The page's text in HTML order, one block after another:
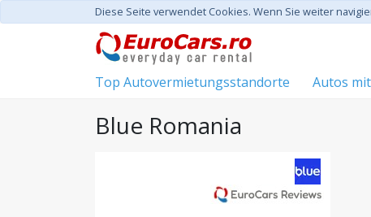
Diese Seite verwendet Cookies. Wenn Sie weiter
Top Autovermietungsstandorte Autos
Blue Romania